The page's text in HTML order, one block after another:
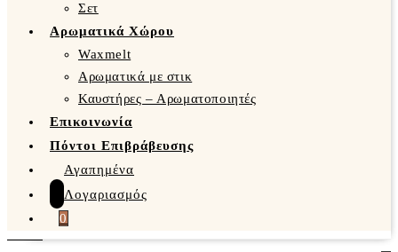
Σετ
Αρωματικά Χώρου
Waxmelt
Αρωματικά με στικ
Καυστήρες – Αρωματοποιητές
Επικοινωνία
Πόντοι Επιβράβευσης
Αγαπημένα
Λογαριασμός
0